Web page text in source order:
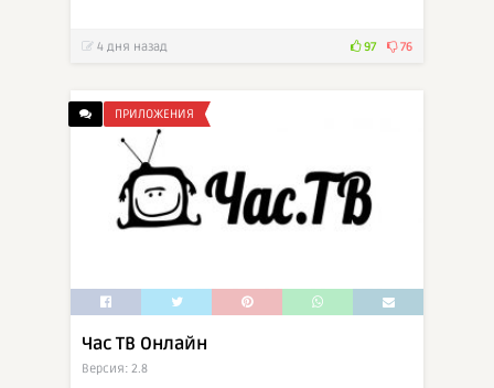
4 дня назад 97 76
ПРИЛОЖЕНИЯ
Час ТВ Онлайн
Версия: 2.8